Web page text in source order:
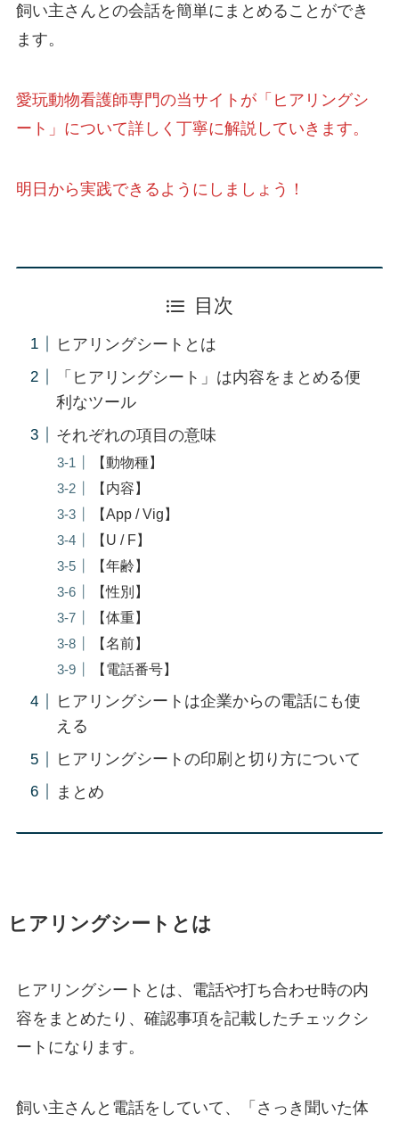
飼い主さんとの会話を簡単にまとめることができ
ます。
愛玩動物看護師専門の当サイトが「ヒアリングシ
ート」について詳しく丁寧に解説していきます。
明日から実践できるようにしましょう！
目次
ヒアリングシートとは
「ヒアリングシート」は内容をまとめる便
利なツール
それぞれの項目の意味
【動物種】
【内容】
【App / Vig】
【U / F】
【年齢】
【性別】
【体重】
【名前】
【電話番号】
ヒアリングシートは企業からの電話にも使
える
ヒアリングシートの印刷と切り方について
まとめ
ヒアリングシートとは
ヒアリングシートとは、電話や打ち合わせ時の内
容をまとめたり、確認事項を記載したチェックシ
ートになります。
飼い主さんと電話をしていて、「さっき聞いた体